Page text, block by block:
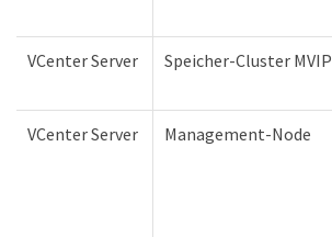
VCenter Server Speicher-Cluster MVIP
VCenter Server Management-Node